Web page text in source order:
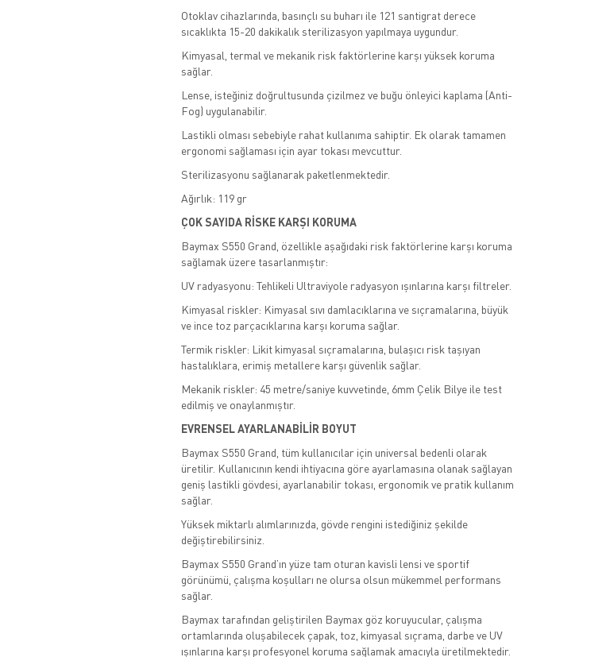
Otoklav cihazlarında, basınçlı su buharı ile 121 santigrat derece
sıcaklıkta 15-20 dakikalık sterilizasyon yapılmaya uygundur.
Kimyasal, termal ve mekanik risk faktörlerine karşı yüksek koruma
sağlar.
Lense, isteğiniz doğrultusunda çizilmez ve buğu önleyici kaplama (Anti-
Fog) uygulanabilir.
Lastikli olması sebebiyle rahat kullanıma sahiptir. Ek olarak tamamen
ergonomi sağlaması için ayar tokası mevcuttur.
Sterilizasyonu sağlanarak paketlenmektedir.
Ağırlık: 119 gr
ÇOK SAYIDA RİSKE KARŞI KORUMA
Baymax S550 Grand, özellikle aşağıdaki risk faktörlerine karşı koruma
sağlamak üzere tasarlanmıştır:
UV radyasyonu: Tehlikeli Ultraviyole radyasyon ışınlarına karşı filtreler.
Kimyasal riskler: Kimyasal sıvı damlacıklarına ve sıçramalarına, büyük
ve ince toz parçacıklarına karşı koruma sağlar.
Termik riskler: Likit kimyasal sıçramalarına, bulaşıcı risk taşıyan
hastalıklara, erimiş metallere karşı güvenlik sağlar.
Mekanik riskler: 45 metre/saniye kuvvetinde, 6mm Çelik Bilye ile test
edilmiş ve onaylanmıştır.
EVRENSEL AYARLANABİLİR BOYUT
Baymax S550 Grand, tüm kullanıcılar için universal bedenli olarak
üretilir. Kullanıcının kendi ihtiyacına göre ayarlamasına olanak sağlayan
geniş lastikli gövdesi, ayarlanabilir tokası, ergonomik ve pratik kullanım
sağlar.
Yüksek miktarlı alımlarınızda, gövde rengini istediğiniz şekilde
değiştirebilirsiniz.
Baymax S550 Grand’ın yüze tam oturan kavisli lensi ve sportif
görünümü, çalışma koşulları ne olursa olsun mükemmel performans
sağlar.
Baymax tarafından geliştirilen Baymax göz koruyucular, çalışma
ortamlarında oluşabilecek çapak, toz, kimyasal sıçrama, darbe ve UV
ışınlarına karşı profesyonel koruma sağlamak amacıyla üretilmektedir.